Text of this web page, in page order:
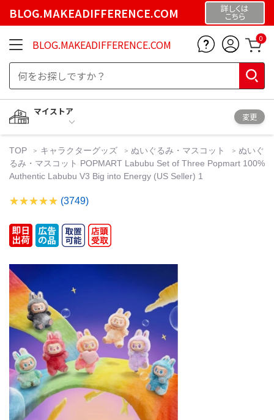
BLOG.MAKEADIFFERENCE.COM 詳しくは
こちら
BLOG.MAKEADIFFERENCE.COM 0
マイストア
変更
TOP キャラクターグッズ ぬいぐるみ・マスコット
ぬいぐ
るみ・マスコット POPMART Labubu Set of Three Popmart 100%
Authentic Labubu V3 Big into Energy (US Seller) 1
(3749)